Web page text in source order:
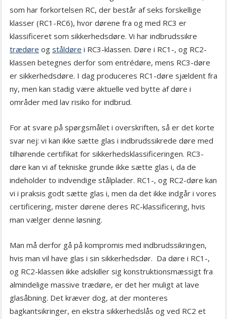
som har forkortelsen RC, der består af seks forskellige
klasser (RC1-RC6), hvor dørene fra og med RC3 er
klassificeret som sikkerhedsdøre. Vi har indbrudssikre
trædøre og ståldøre i RC3-klassen. Døre i RC1-, og RC2-
klassen betegnes derfor som entrédøre, mens RC3-døre
er sikkerhedsdøre. I dag produceres RC1-døre sjældent fra
ny, men kan stadig være aktuelle ved bytte af døre i
områder med lav risiko for indbrud.
For at svare på spørgsmålet i overskriften, så er det korte
svar nej: vi kan ikke sætte glas i indbrudssikrede døre med
tilhørende certifikat for sikkerhedsklassificeringen. RC3-
døre kan vi af tekniske grunde ikke sætte glas i, da de
indeholder to indvendige stålplader. RC1-, og RC2-døre kan
vi i praksis godt sætte glas i, men da det ikke indgår i vores
certificering, mister dørene deres RC-klassificering, hvis
man vælger denne løsning.
Man må derfor gå på kompromis med indbrudssikringen,
hvis man vil have glas i sin sikkerhedsdør. Da døre i RC1-,
og RC2-klassen ikke adskiller sig konstruktionsmæssigt fra
almindelige massive trædøre, er det her muligt at lave
glasåbning. Det kræver dog, at der monteres
bagkantsikringer, en ekstra sikkerhedslås og ved RC2 et